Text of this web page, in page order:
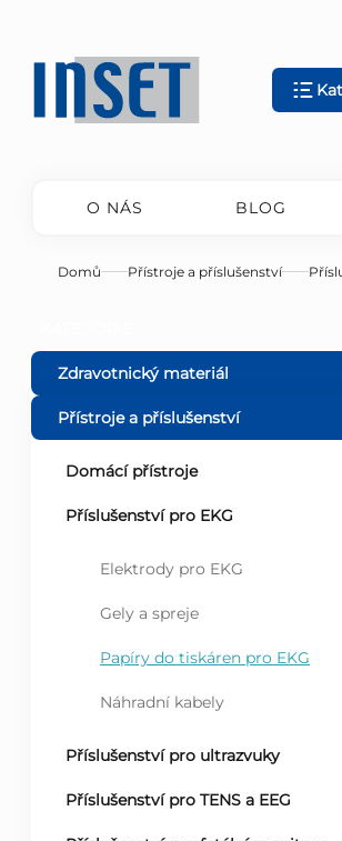
obsah
O NÁS BLOG
Domů Přístroje a příslušenství
o
s
Zdravotnický materiál
Přístroje a příslušenství
Domácí přístroje
Příslušenství pro EKG
Elektrody pro EKG
Gely a spreje
Papíry do tiskáren pro EKG
Náhradní kabely
Příslušenství pro ultrazvuky
Příslušenství pro TENS a EEG